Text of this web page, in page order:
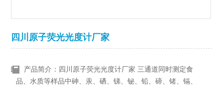
四川原子荧光光度计厂家
产品简介：四川原子荧光光度计厂家 三通道同时测定食
品、水质等样品中砷、汞、硒、锑、铋、铅、碲、锗、镉、